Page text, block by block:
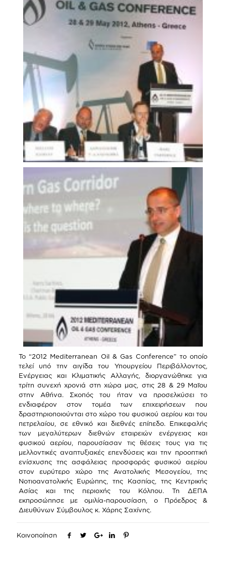
Το “2012 Mediterranean Oil & Gas Conference” το οποίο
τελεί υπό την αιγίδα του Υπουργείου Περιβάλλοντος,
Ενέργειας και Κλιματικής Αλλαγής, διοργανώθηκε για
τρίτη συνεχή χρονιά στη χώρα μας, στις 28 & 29 Μαΐου
στην Αθήνα. Σκοπός του ήταν να προσελκύσει το
ενδιαφέρον στον τομέα των επιχειρήσεων που
δραστηριοποιούνται στο χώρο του φυσικού αερίου και του
πετρελαίου, σε εθνικό και διεθνές επίπεδο. Επικεφαλής
των μεγαλύτερων διεθνών εταιρειών ενέργειας και
φυσικού αερίου, παρουσίασαν τις θέσεις τους για τις
μελλοντικές αναπτυξιακές επενδύσεις και την προοπτική
ενίσχυσης της ασφάλειας προσφοράς φυσικού αερίου
στον ευρύτερο χώρο της Ανατολικής Μεσογείου, της
Νοτιοανατολικής Ευρώπης, της Κασπίας, της Κεντρικής
Ασίας και της περιοχής του Κόλπου. Τη ΔΕΠΑ
εκπροσώπησε με ομιλία-παρουσίαση, ο Πρόεδρος &
Διευθύνων Σύμβουλος κ. Χάρης Σαχίνης.
Κοινοποίηση